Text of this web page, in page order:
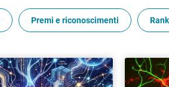
Premi e riconoscimenti